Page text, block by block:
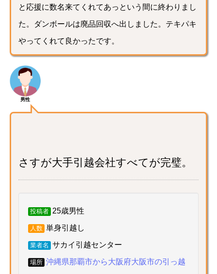
と応援に数名来てくれてあっという間に終わりまし
た。ダンボールは廃品回収へ出しました。テキパキ
やってくれて良かったです。
男性
さすが大手引越会社すべてが完璧。
投稿者 25歳男性
人数 単身引越し
業者名 サカイ引越センター
場所 沖縄県那覇市から大阪府大阪市の引っ越